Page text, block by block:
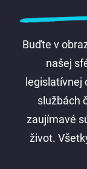
Buďte v
našej
legislatívnej
službách
zaujímavé
život.